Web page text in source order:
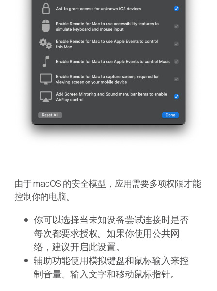
由于 macOS 的安全模型，应用需要多项权限才能
控制你的电脑。
你可以选择当未知设备尝试连接时是否
每次都要求授权。如果你使用公共网
络，建议开启此设置。
辅助功能使用模拟键盘和鼠标输入来控
制音量、输入文字和移动鼠标指针。